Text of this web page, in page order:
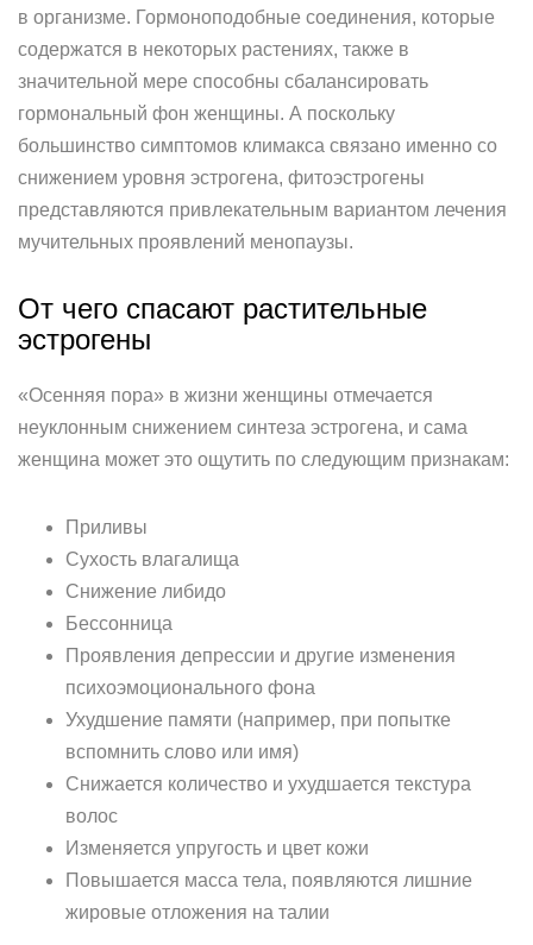
в организме. Гормоноподобные соединения, которые
содержатся в некоторых растениях, также в
значительной мере способны сбалансировать
гормональный фон женщины. А поскольку
большинство симптомов климакса связано именно со
снижением уровня эстрогена, фитоэстрогены
представляются привлекательным вариантом лечения
мучительных проявлений менопаузы.
От чего спасают растительные
эстрогены
«Осенняя пора» в жизни женщины отмечается
неуклонным снижением синтеза эстрогена, и сама
женщина может это ощутить по следующим признакам:
Приливы
Сухость влагалища
Снижение либидо
Бессонница
Проявления депрессии и другие изменения
психоэмоционального фона
Ухудшение памяти (например, при попытке
вспомнить слово или имя)
Снижается количество и ухудшается текстура
волос
Изменяется упругость и цвет кожи
Повышается масса тела, появляются лишние
жировые отложения на талии